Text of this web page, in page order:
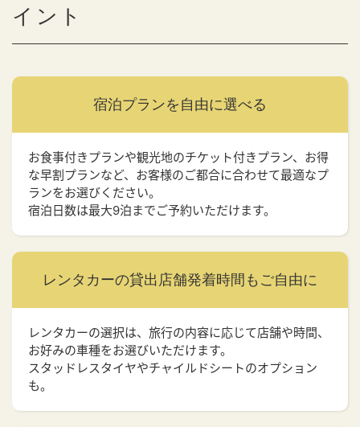
イント
宿泊プランを 自由に選べる
お食事付きプランや観光地のチケット付きプラン、お得
な早割プランなど、お客様のご都合に合わせて最適なプ
ランをお選びください。
宿泊日数は最大9泊までご予約いただけます。
レンタカーの貸出店舗発着時間もご自由に
レンタカーの選択は、旅行の内容に応じて店舗や時間、
お好みの車種をお選びいただけます。
スタッドレスタイヤやチャイルドシートのオプション
も。